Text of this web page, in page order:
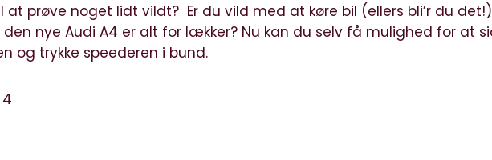
at prøve noget lidt vildt? Er du vild med at køre bil (ellers bli’r du
nye Audi A4 er alt for lækker? Nu kan du selv få mulighed for at
og trykke speederen i bund.